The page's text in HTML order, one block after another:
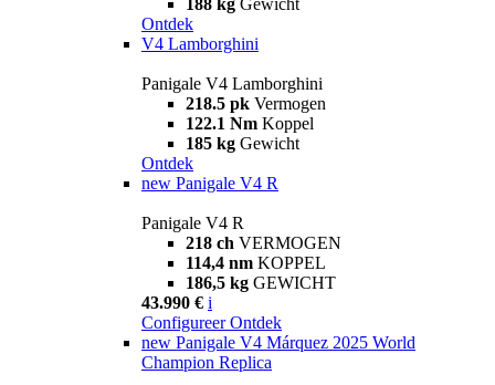
Ontdek
V4 Lamborghini
Panigale V4 Lamborghini
218.5 pk Vermogen
122.1 Nm Koppel
185 kg Gewicht
Ontdek
new Panigale V4 R
Panigale V4 R
218 ch VERMOGEN
114,4 nm KOPPEL
186,5 kg GEWICHT
43.990 € i
Configureer Ontdek
new Panigale V4 Márquez 2025 World
Champion Replica